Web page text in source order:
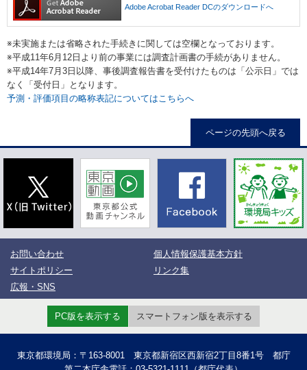
Adobe Acrobat Reader DCのダウンロードへ
※未実施または省略された手続きに関しては空欄となっております。
※平成11年6月12日より前の事業には調査計画書の手続がありません。
※平成14年7月3日以降、事後調査報告書を受付けたものは「公示日」では
なく「受付日」となります。
予測・評価項目の略称表記についてはこちらへ
ページの先頭へ戻る
お問い合わせ
個人情報保護基本方針
サイトポリシー
リンク集
広報・SNS
PC版を表示する スマートフォン版を表示する
東京都環境局：〒163-8001 東京都新宿区西新宿2丁目8番1号 都庁